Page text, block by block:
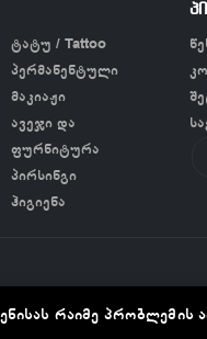
ტატუ / Tattoo
პერმანენტული
მაკიაჟი
ავეჯი და
ფურნიტურა
პირსინგი
ჰიგიენა
რაიმე პრობლემის